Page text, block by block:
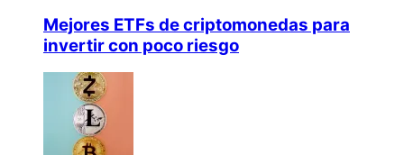
Mejores ETFs de criptomonedas para
invertir con poco riesgo